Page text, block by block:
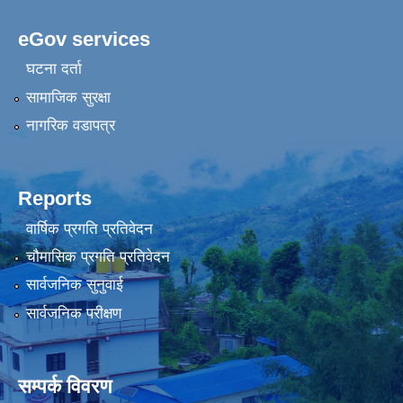
eGov services
घटना दर्ता
सामाजिक सुरक्षा
नागरिक वडापत्र
Reports
वार्षिक प्रगति प्रतिवेदन
चौमासिक प्रगति प्रतिवेदन
सार्वजनिक सुनुवाई
सार्वजनिक परीक्षण
सम्पर्क विवरण